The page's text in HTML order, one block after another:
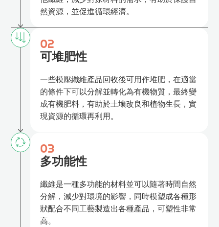
然資源，並促進循環經濟。
02
可堆肥性
一些模壓纖維產品回收後可用作堆肥，在適當
的條件下可以分解並轉化為有機物質，最終變
成有機肥料，有助於土壤改良和植物生長，實
現資源的循環再利用。
03
多功能性
纖維是一種多功能的材料並可以隨著時間自然
分解，減少對環境的影響，同時模塑成各種形
狀配合不同工藝製造出各種產品，可塑性非常
高。